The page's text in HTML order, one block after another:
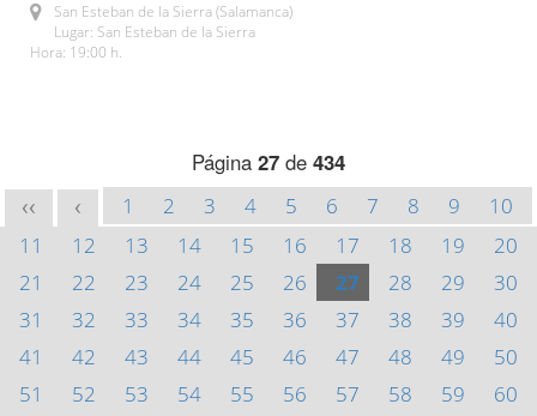
San Esteban de la Sierra (Salamanca)
Lugar: San Esteban de la Sierra
Hora: 19:00 h.
Página 27 de 434
<< < 1 2 3 4 5 6 7 8 9
10
11
12 13 14 15 16 17 18 19
20
21
22 23 24 25 26 27 28 29
30
31
32 33 34 35 36 37 38 39
40
41
42 43 44 45 46 47 48 49
50
51
52 53 54 55 56 57 58 59
60